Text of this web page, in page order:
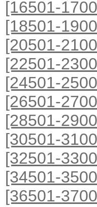
[16501-
[18501-
[20501-
[22501-
[24501-
[26501-
[28501-
[30501-
[32501-
[34501-
[36501-